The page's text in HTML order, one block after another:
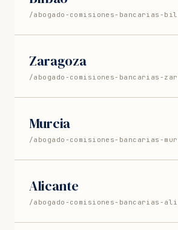
/abogado-comisiones-bancarias-
Zaragoza
/abogado-comisiones-bancarias-
Murcia
/abogado-comisiones-bancarias-
Alicante
/abogado-comisiones-bancarias-